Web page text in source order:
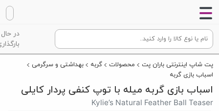
در حال
پت شاپ اینترنتی باران پت محصولات گربه
بهداشتی و سرگرمی
اسباب بازی گربه
اسباب بازی گربه میله با توپ کنفی پردار کایلی
Kylie’s Natural Feather Ball Teaser